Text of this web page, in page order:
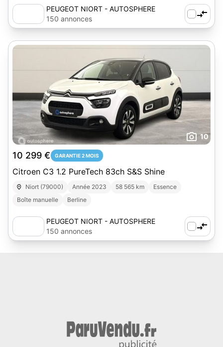
PEUGEOT NIORT - AUTOSPHERE
150 annonces
10
10 299 € GARANTIE 2 MOIS
Citroen C3 1.2 PureTech 83ch S&S Shine
Niort (79000) Année 2023 58 565 km
Essence
Boîte manuelle
Berline
PEUGEOT NIORT - AUTOSPHERE
150 annonces